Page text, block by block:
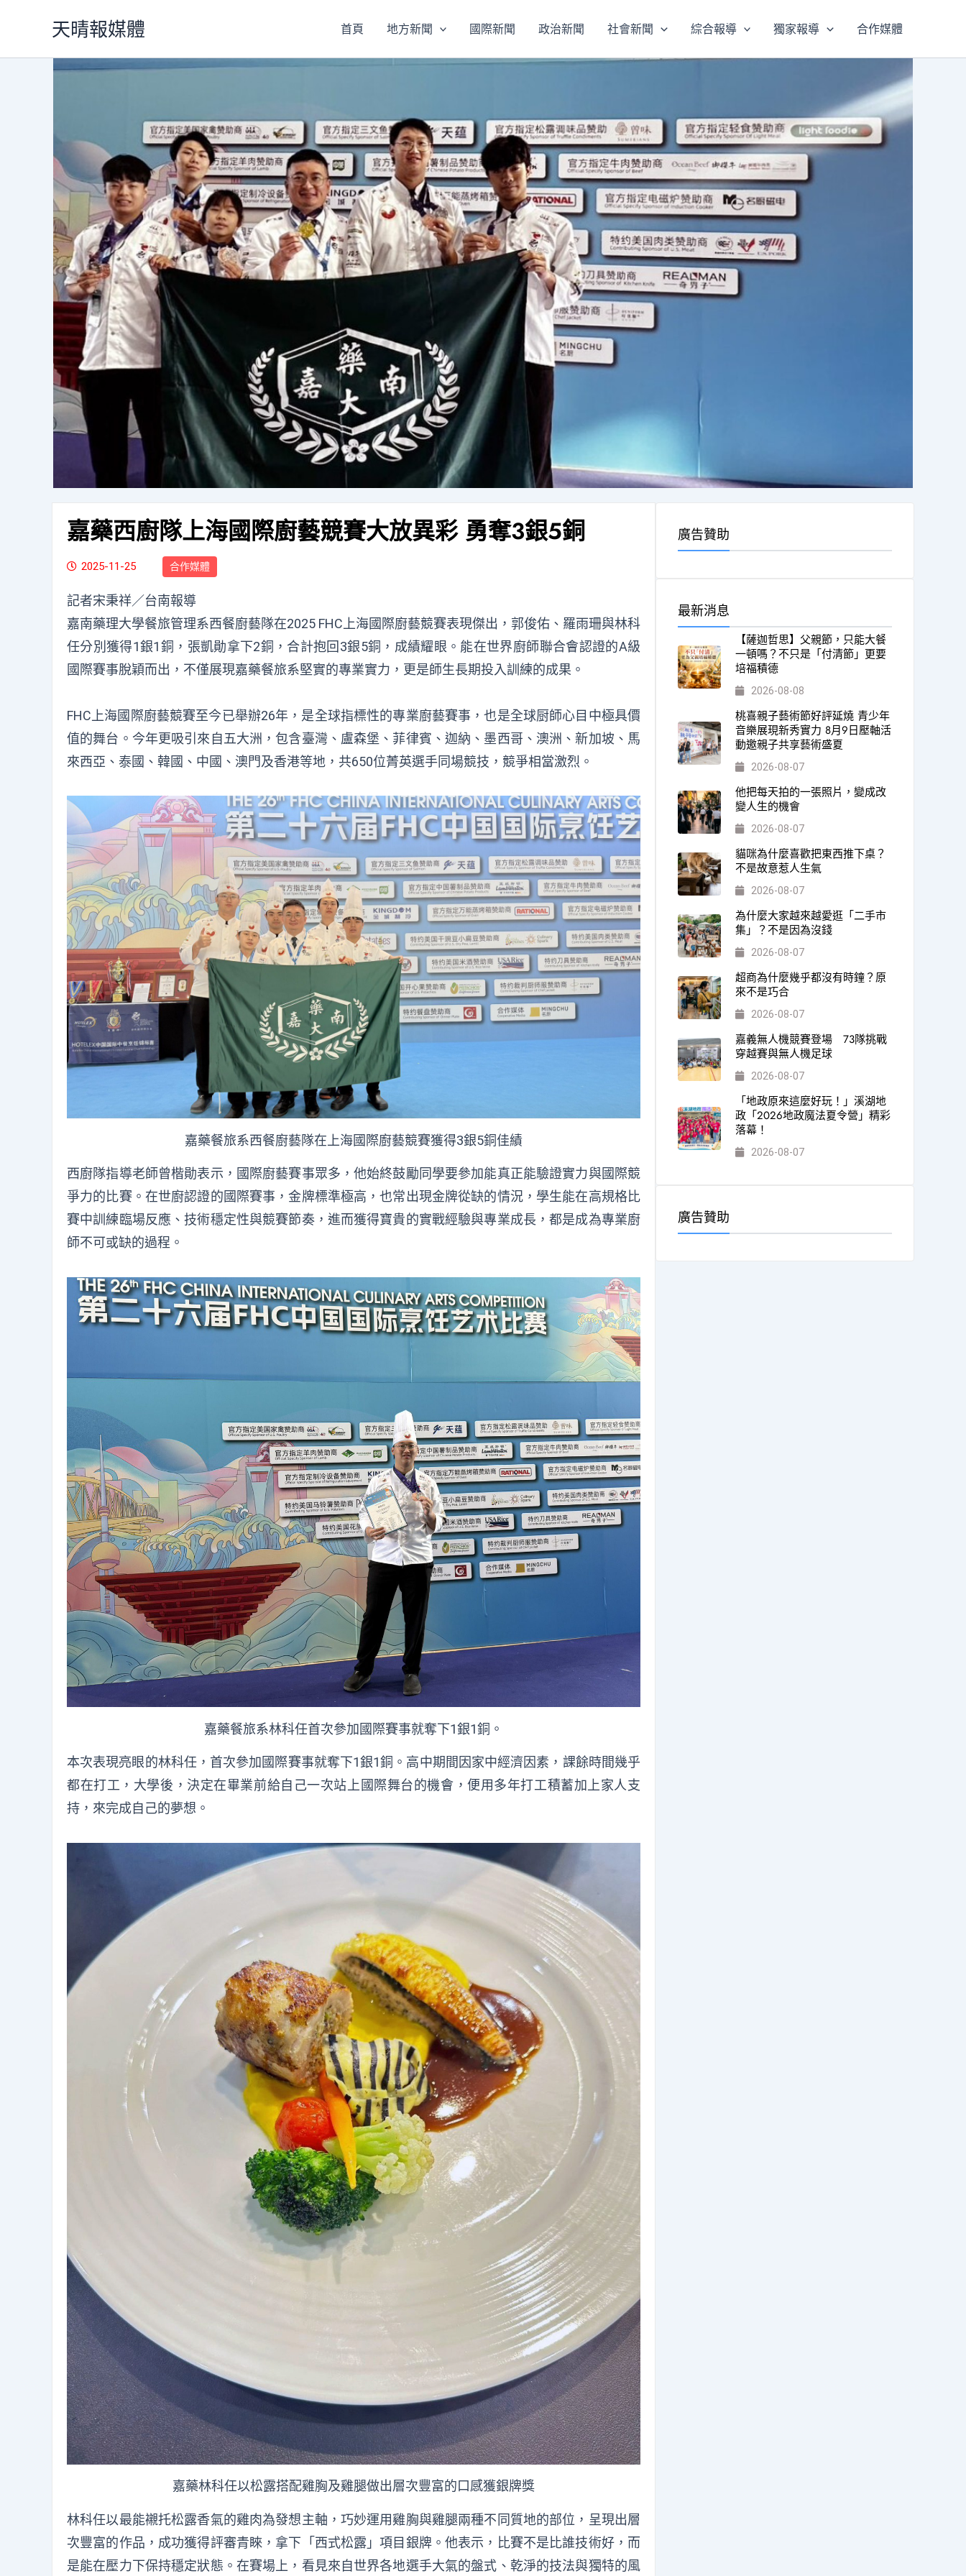
天晴報媒體 首頁 地方新聞 國際新聞 政治新聞 社會新聞 綜合報導 獨家報導 合作媒體
嘉藥西廚隊上海國際廚藝競賽大放異彩 勇奪3銀5銅
2025-11-25 合作媒體
記者宋秉祥／台南報導
嘉南藥理大學餐旅管理系西餐廚藝隊在2025 FHC上海國際廚藝競賽表現傑出，郭俊佑、羅雨珊與林科
任分別獲得1銀1銅，張凱勛拿下2銅，合計抱回3銀5銅，成績耀眼。能在世界廚師聯合會認證的A級
國際賽事脫穎而出，不僅展現嘉藥餐旅系堅實的專業實力，更是師生長期投入訓練的成果。
FHC上海國際廚藝競賽至今已舉辦26年，是全球指標性的專業廚藝賽事，也是全球厨師心目中極具價
值的舞台。今年更吸引來自五大洲，包含臺灣、盧森堡、菲律賓、迦納、墨西哥、澳洲、新加坡、馬
來西亞、泰國、韓國、中國、澳門及香港等地，共650位菁英選手同場競技，競爭相當激烈。
嘉藥餐旅系西餐廚藝隊在上海國際廚藝競賽獲得3銀5銅佳績
西廚隊指導老師曾楷勛表示，國際廚藝賽事眾多，他始終鼓勵同學要參加能真正能驗證實力與國際競
爭力的比賽。在世廚認證的國際賽事，金牌標準極高，也常出現金牌從缺的情況，學生能在高規格比
賽中訓練臨場反應、技術穩定性與競賽節奏，進而獲得寶貴的實戰經驗與專業成長，都是成為專業廚
師不可或缺的過程。
嘉藥餐旅系林科任首次參加國際賽事就奪下1銀1銅。
本次表現亮眼的林科任，首次參加國際賽事就奪下1銀1銅。高中期間因家中經濟因素，課餘時間幾乎
都在打工，大學後，決定在畢業前給自己一次站上國際舞台的機會，便用多年打工積蓄加上家人支
持，來完成自己的夢想。
嘉藥林科任以松露搭配雞胸及雞腿做出層次豐富的口感獲銀牌獎
林科任以最能襯托松露香氣的雞肉為發想主軸，巧妙運用雞胸與雞腿兩種不同質地的部位，呈現出層
次豐富的作品，成功獲得評審青睞，拿下「西式松露」項目銀牌。他表示，比賽不是比誰技術好，而
是能在壓力下保持穩定狀態。在賽場上，看見來自世界各地選手大氣的盤式、乾淨的技法與獨特的風
廣告贊助
最新消息
【薩迦哲思】父親節，只能大餐
一頓嗎？不只是「付清節」更要
培福積德
2026-08-08
桃喜親子藝術節好評延燒 青少年
音樂展現新秀實力 8月9日壓軸活
動邀親子共享藝術盛夏
2026-08-07
他把每天拍的一張照片，變成改
變人生的機會
2026-08-07
貓咪為什麼喜歡把東西推下桌？
不是故意惹人生氣
2026-08-07
為什麼大家越來越愛逛「二手市
集」？不是因為沒錢
2026-08-07
超商為什麼幾乎都沒有時鐘？原
來不是巧合
2026-08-07
嘉義無人機競賽登場 73隊挑戰
穿越賽與無人機足球
2026-08-07
「地政原來這麼好玩！」溪湖地
政「2026地政魔法夏令營」精彩
落幕！
2026-08-07
廣告贊助